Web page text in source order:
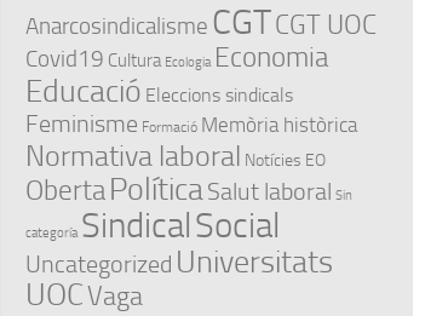
Anarcosindicalisme CGTCGT UOC
Covid19 Cultura Ecologia Economia
Educació Eleccions sindicals
Feminisme Formació Memòria històrica
Normativa laboral Notícies EO
ObertaPolíticaSalut laboral Sin
categoría SindicalSocial
Uncategorized Universitats
UOCVaga